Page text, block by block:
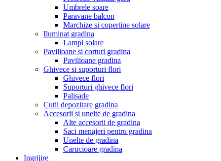
Umbrele soare
Paravane balcon
Marchize si copertine solare
Iluminat gradina
Lampi solare
Pavilioane si corturi gradina
Pavilioane gradina
Ghivece si suporturi flori
Ghivece flori
Suporturi ghivece flori
Palisade
Cutii depozitare gradina
Accesorii si unelte de gradina
Alte accesorii de gradina
Saci menajeri pentru gradina
Unelte de gradina
Carucioare gradina
Ingrijire